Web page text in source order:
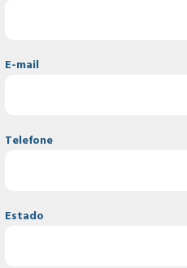
E-mail
Telefone
Estado